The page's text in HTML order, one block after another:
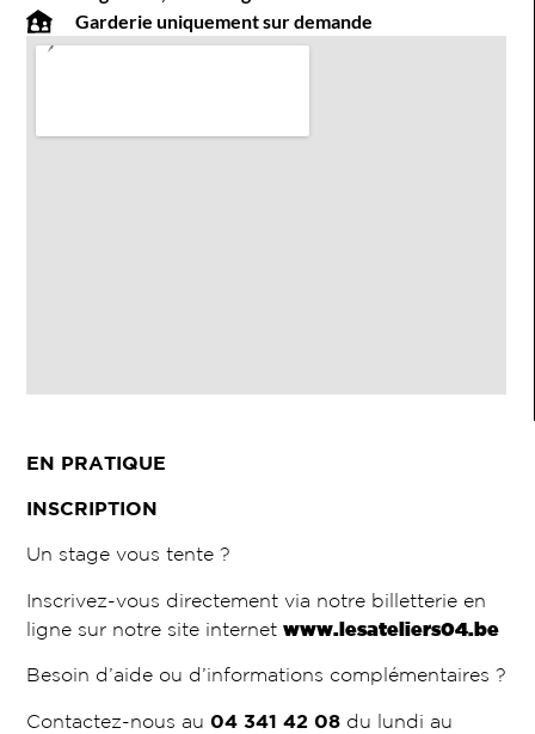
Garderie uniquement sur demande
EN PRATIQUE
INSCRIPTION
Un stage vous tente ?
Inscrivez-vous directement via notre billetterie en
ligne sur notre site internetwww.lesateliers04.be
Besoin d’aide ou d’informations complémentaires ?
Contactez-nous au04 341 42 08 du lundi au